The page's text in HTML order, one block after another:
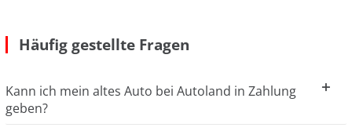
Häufig gestellte Fragen
Kann ich mein altes Auto bei Autoland in Zahlung
geben?